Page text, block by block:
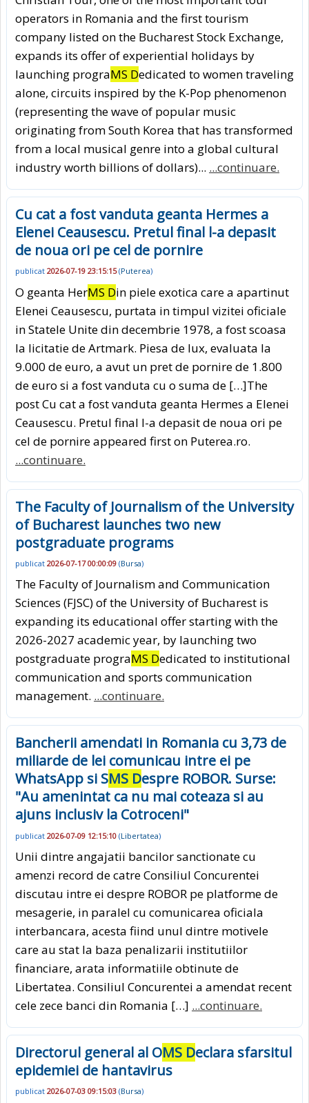
operators in Romania and the first tourism
company listed on the Bucharest Stock Exchange,
expands its offer of experiential holidays by
launching prograMS Dedicated to women traveling
alone, circuits inspired by the K-Pop phenomenon
(representing the wave of popular music
originating from South Korea that has transformed
from a local musical genre into a global cultural
industry worth billions of dollars)... ...continuare.
Cu cat a fost vanduta geanta Hermes a
Elenei Ceausescu. Pretul final l-a depasit
de noua ori pe cel de pornire
publicat 2026-07-19 23:15:15(Puterea)
O geanta HerMS Din piele exotica care a apartinut
Elenei Ceausescu, purtata in timpul vizitei oficiale
in Statele Unite din decembrie 1978, a fost scoasa
la licitatie de Artmark. Piesa de lux, evaluata la
9.000 de euro, a avut un pret de pornire de 1.800
de euro si a fost vanduta cu o suma de […]The
post Cu cat a fost vanduta geanta Hermes a Elenei
Ceausescu. Pretul final l-a depasit de noua ori pe
cel de pornire appeared first on Puterea.ro.
...continuare.
The Faculty of Journalism of the University
of Bucharest launches two new
postgraduate programs
publicat 2026-07-17 00:00:09 (Bursa)
The Faculty of Journalism and Communication
Sciences (FJSC) of the University of Bucharest is
expanding its educational offer starting with the
2026-2027 academic year, by launching two
postgraduate prograMS Dedicated to institutional
communication and sports communication
management. ...continuare.
Bancherii amendati in Romania cu 3,73 de
miliarde de lei comunicau intre ei pe
WhatsApp si SMS Despre ROBOR. Surse:
"Au amenintat ca nu mai coteaza si au
ajuns inclusiv la Cotroceni"
publicat 2026-07-09 12:15:10 (Libertatea)
Unii dintre angajatii bancilor sanctionate cu
amenzi record de catre Consiliul Concurentei
discutau intre ei despre ROBOR pe platforme de
mesagerie, in paralel cu comunicarea oficiala
interbancara, acesta fiind unul dintre motivele
care au stat la baza penalizarii institutiilor
financiare, arata informatiile obtinute de
Libertatea. Consiliul Concurentei a amendat recent
cele zece banci din Romania […] ...continuare.
Directorul general al OMS Declara sfarsitul
epidemiei de hantavirus
publicat 2026-07-03 09:15:03 (Bursa)